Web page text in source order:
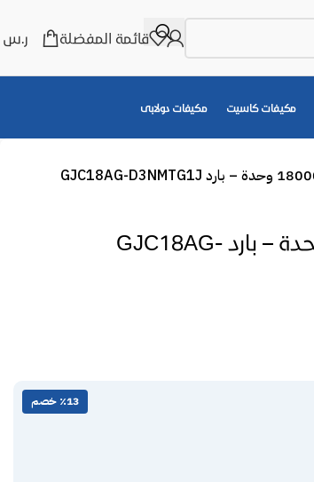
قائمة المفضلة ر.س
مكيفات كاسيت مكيفات دولابى
مكيف شباك جري 18000 وحدة – بارد GJC18AG-
٪13 خصم